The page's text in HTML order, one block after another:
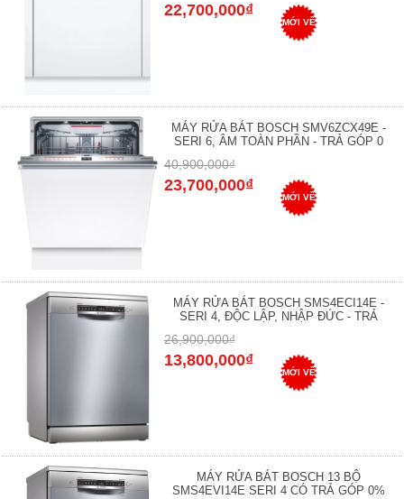
22,700,000₫
MỚI VỀ
MÁY RỬA BÁT BOSCH SMV6ZCX49E -
SERI 6, ÂM TOÀN PHẦN - TRẢ GÓP 0
40,900,000₫
23,700,000₫
MỚI VỀ
MÁY RỬA BÁT BOSCH SMS4ECI14E -
SERI 4, ĐỘC LẬP, NHẬP ĐỨC - TRẢ
26,900,000₫
13,800,000₫
MỚI VỀ
MÁY RỬA BÁT BOSCH 13 BỘ
SMS4EVI14E SERI 4 CÓ TRẢ GÓP 0%